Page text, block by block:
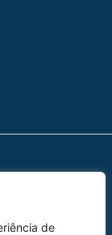
de